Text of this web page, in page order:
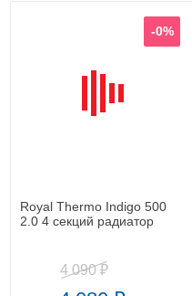
-0%
Royal Thermo Indigo 500
2.0 4 секций радиатор
4 090₽